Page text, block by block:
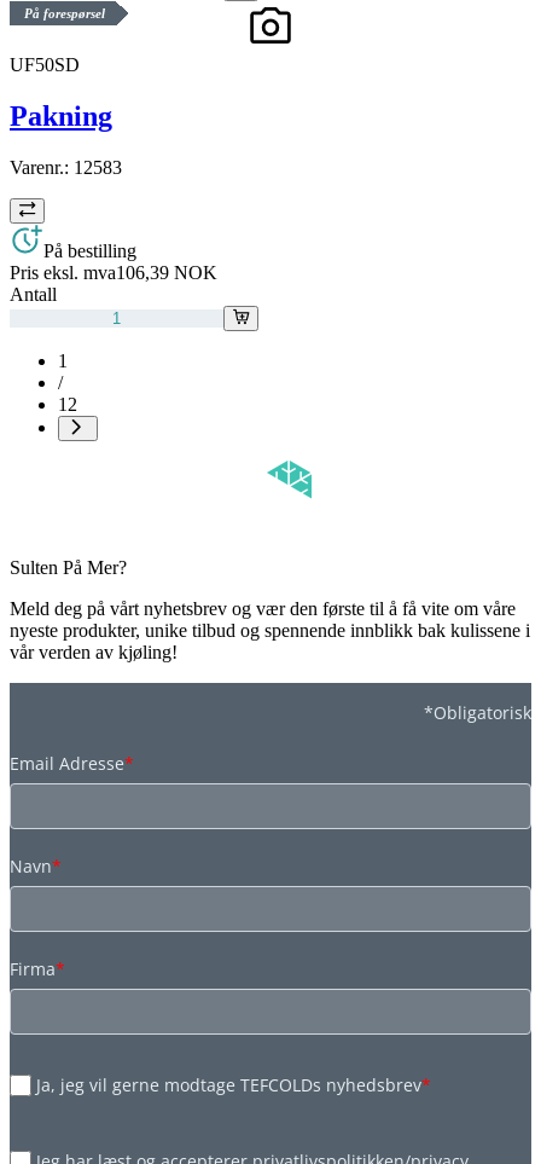
På forespørsel
UF50SD
Pakning
Varenr.: 12583
På bestilling
Pris eksl. mva106,39 NOK
Antall
1
/
12
Sulten På Mer?
Meld deg på vårt nyhetsbrev og vær den første til å få vite om våre
nyeste produkter, unike tilbud og spennende innblikk bak kulissene i
vår verden av kjøling!
*Obligatorisk
Email Adresse*
Navn*
Firma*
Ja, jeg vil gerne modtage TEFCOLDs nyhedsbrev*